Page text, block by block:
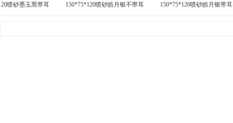
喷砂墨玉黑带耳 150*75*120喷砂皓月银不带耳 150*75*120喷砂皓月银带耳